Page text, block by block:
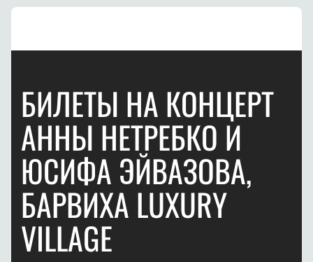
БИЛЕТЫ НА КОНЦЕРТ
АННЫ НЕТРЕБКО И
ЮСИФА ЭЙВАЗОВА,
БАРВИХА LUXURY
VILLAGE